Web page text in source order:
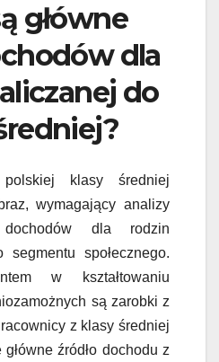
główne
dla
do
klasy średniej
wymagający analizy
dochodów dla rodzin
społecznego.
w kształtowaniu
są zarobki z
z klasy średniej
źródło dochodu z